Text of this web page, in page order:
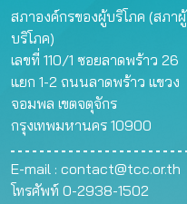
สภาองค์กรของผู้บริโภค (สภาผู้
บริโภค)
เลขที่ 110/1 ซอยลาดพร้าว 26
แยก 1-2 ถนนลาดพร้าว แขวง
จอมพล เขตจตุจักร
กรุงเทพมหานคร 10900
E-mail : contact@tcc.or.th
โทรศัพท์ 0-2938-1502